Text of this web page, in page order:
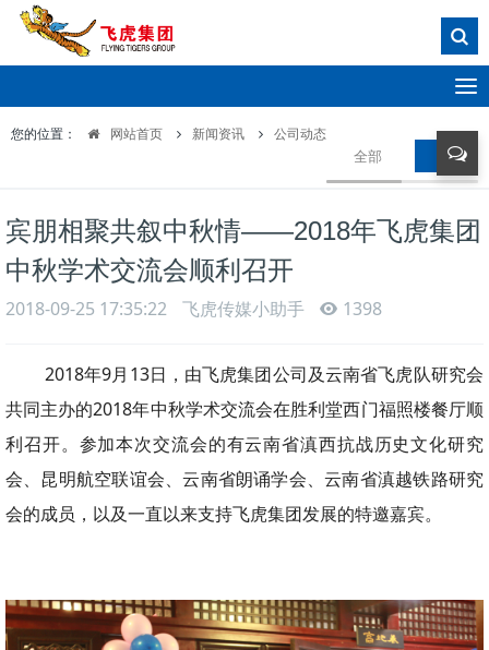
T
o
g
g
l
n
t
i
o
n
您的位置： 网站首页 新闻资讯 公司动态
全部 公司动
宾朋相聚共叙中秋情——2018年飞虎集团
中秋学术交流会顺利召开
2018-09-25 17:35:22 飞虎传媒小助手 1398
2018年9月13日，由飞虎集团公司及云南省飞虎队研究会
共同主办的2018年中秋学术交流会在胜利堂西门福照楼餐厅顺
利召开。参加本次交流会的有云南省滇西抗战历史文化研究
会、昆明航空联谊会、云南省朗诵学会、云南省滇越铁路研究
会的成员，以及一直以来支持飞虎集团发展的特邀嘉宾。